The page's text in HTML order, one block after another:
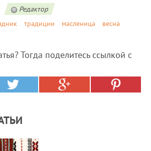
Редактор
традиции масленица весна
Тогда поделитесь ссылкой с